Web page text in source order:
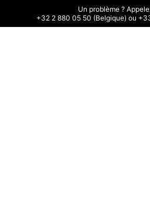
Un problème ?
+32 2 880 05 50 (Belgique) ou